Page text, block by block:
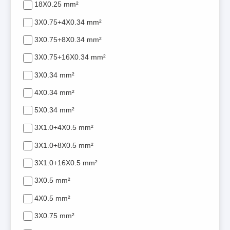
18X0.25 mm²
3X0.75+4X0.34 mm²
3X0.75+8X0.34 mm²
3X0.75+16X0.34 mm²
3X0.34 mm²
4X0.34 mm²
5X0.34 mm²
3X1.0+4X0.5 mm²
3X1.0+8X0.5 mm²
3X1.0+16X0.5 mm²
3X0.5 mm²
4X0.5 mm²
3X0.75 mm²